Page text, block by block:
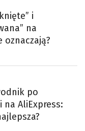
i
na
oznaczają?
po
na AliExpress: